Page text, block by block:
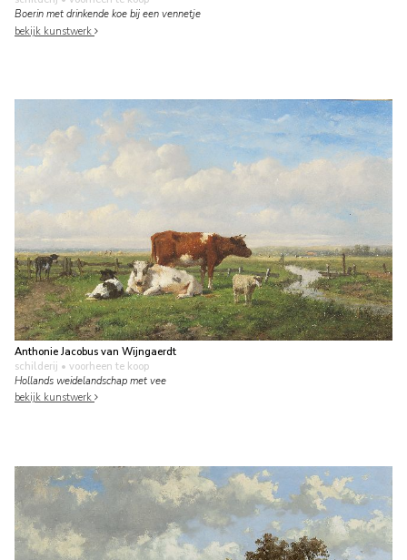
Boerin met drinkende koe bij een vennetje
bekijk kunstwerk
Anthonie Jacobus van Wijngaerdt
schilderij • voorheen te koop
Hollands weidelandschap met vee
bekijk kunstwerk